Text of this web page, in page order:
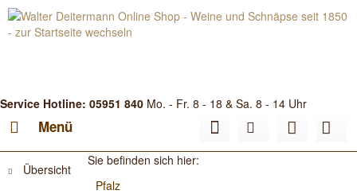
Service Hotline: 05951 840 Mo. - Fr. 8 - 18 & Sa. 8 - 14 Uhr
Menü
Übersicht
Sie befinden sich hier:
Pfalz